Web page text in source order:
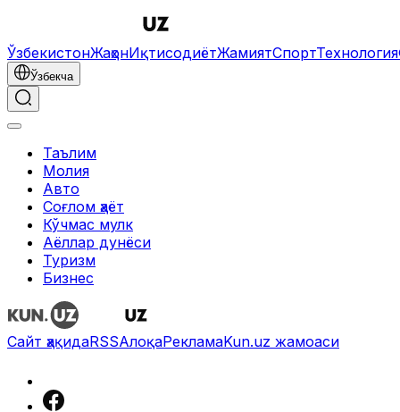
ЎзбекистонЖаҳонИқтисодиётЖамиятСпортТехнология
Ўзбекча
Таълим
Молия
Авто
Соғлом ҳаёт
Кўчмас мулк
Аёллар дунёси
Туризм
Бизнес
Сайт ҳақидаRSSАлоқаРекламаKun.uz жамоаси